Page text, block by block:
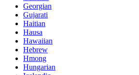
Georgian
Gujarati
Haitian
Hausa
Hawaiian
Hebrew
Hmong
Hungarian